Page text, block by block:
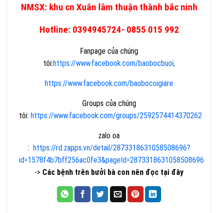
NMSX: khu cn Xuân lâm thuận thành bắc ninh
Hotline: 0394945724- 0855 015 992
Fanpage của chúng
tôi:https://www.facebook.com/baobocbuoi,
https://www.facebook.com/baobocoigiare
Groups của chúng
tôi: https://www.facebook.com/groups/2592574414370262
zalo oa
: https://rd.zapps.vn/detail/2873318631058508696?
id=1578f4b7bff256ac0fe3&pageId=2873318631058508696
-> Các bệnh trên bưởi bà con nên đọc tại đây